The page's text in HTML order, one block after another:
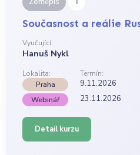
Současnost a reálie
Vyučující:
Hanuš Nykl
Lokalita:
Termín:
Praha
9.11.2026
Webinář 23.11.2026
Detail kurzu